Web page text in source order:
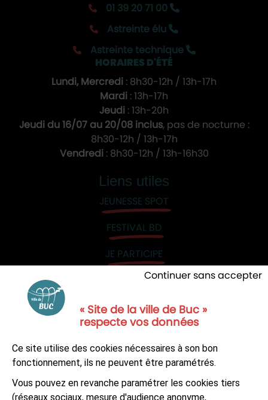
« Site de la ville de Buc »
respecte vos données
Ce site utilise des cookies nécessaires à son bon
fonctionnement, ils ne peuvent être paramétrés.
Vous pouvez en revanche paramétrer les cookies tiers
(réseaux sociaux, mesure d'audience anonyme,
Continuer sans accepter
01 39 20 71 00
Astreinte élu
Astreinte technique
HORAIRES D'ÉTÉ
Lundi, Mercredi : 8h30-12h / 13h-17h
Mardi : 13h-17h
Jeudi : 13h-20h
Jeudi du 16/07 au 20/08 inclus, pas de nocturne :
8h30-12h / 13h-17h
Vendredi : 8h30-12h / 13h-16h30
Liens utiles
JEUNESSE SPOT
FESTIVAL BD
JE PARTICIPE
NOUS CONTACTER
S'ABONNER À LA NEWSLETTER
Suivez-nous sur
Facebook
LinkedIn